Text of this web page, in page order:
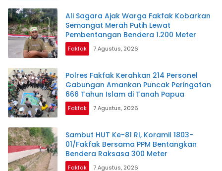
Ali Sagara Ajak Warga Fakfak Kobarkan
Semangat Merah Putih Lewat
Pembentangan Bendera 1.200 Meter
Fakfak 7 Agustus, 2026
Polres Fakfak Kerahkan 214 Personel
Gabungan Amankan Puncak Peringatan
666 Tahun Islam di Tanah Papua
Fakfak 7 Agustus, 2026
Sambut HUT Ke-81 RI, Koramil 1803-
01/Fakfak Bersama PPM Bentangkan
Bendera Raksasa 300 Meter
Fakfak 7 Agustus, 2026